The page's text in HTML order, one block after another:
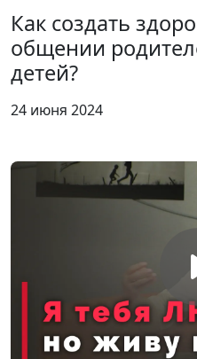
Как создать
общении
детей?
24 июня 2024
Что делать с
негативными
установками?
Как вернуть жажду
жизни
Не хочу отношений.
Почему так
счастливым другого
Нужен ли имидж
христианину?